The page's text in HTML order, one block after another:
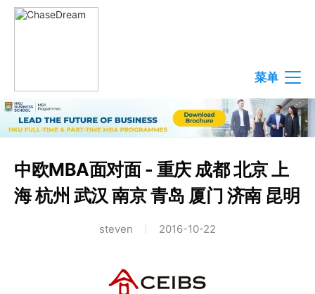
菜单
中欧MBA面对面 - 重庆 成都 北京 上
海 杭州 武汉 南京 青岛 厦门 济南 昆明
steven 2016-10-22